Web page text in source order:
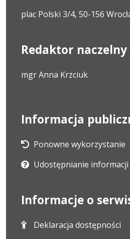
plac Polski 3/4, 50-156
Redaktor
mgr Anna Krzciuk
Informacja
Ponowne wykorzystanie
Udostępnianie
Informacje o
Deklaracja dostępności